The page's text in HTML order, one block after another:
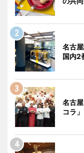
名古
国内2
名古
コラ